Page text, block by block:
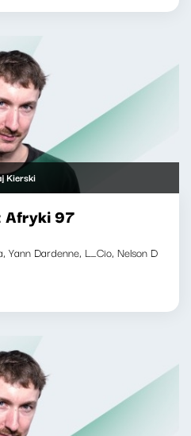
Kierski
Afryki 97
Yann Dardenne, L_Cio, Nelson D